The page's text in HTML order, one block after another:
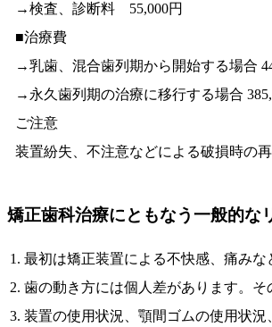
→検査、診断料 55,000円
■治療費
→乳歯、混合歯列期から開始する場合
→永久歯列期の治療に移行する場合
ご注意
装置紛失、不注意などによる破損時の
矯正歯科治療にともなう一般的な
最初は矯正装置による不快感、痛みな
歯の動き方には個人差があります。そ
装置の使用状況、顎間ゴムの使用状